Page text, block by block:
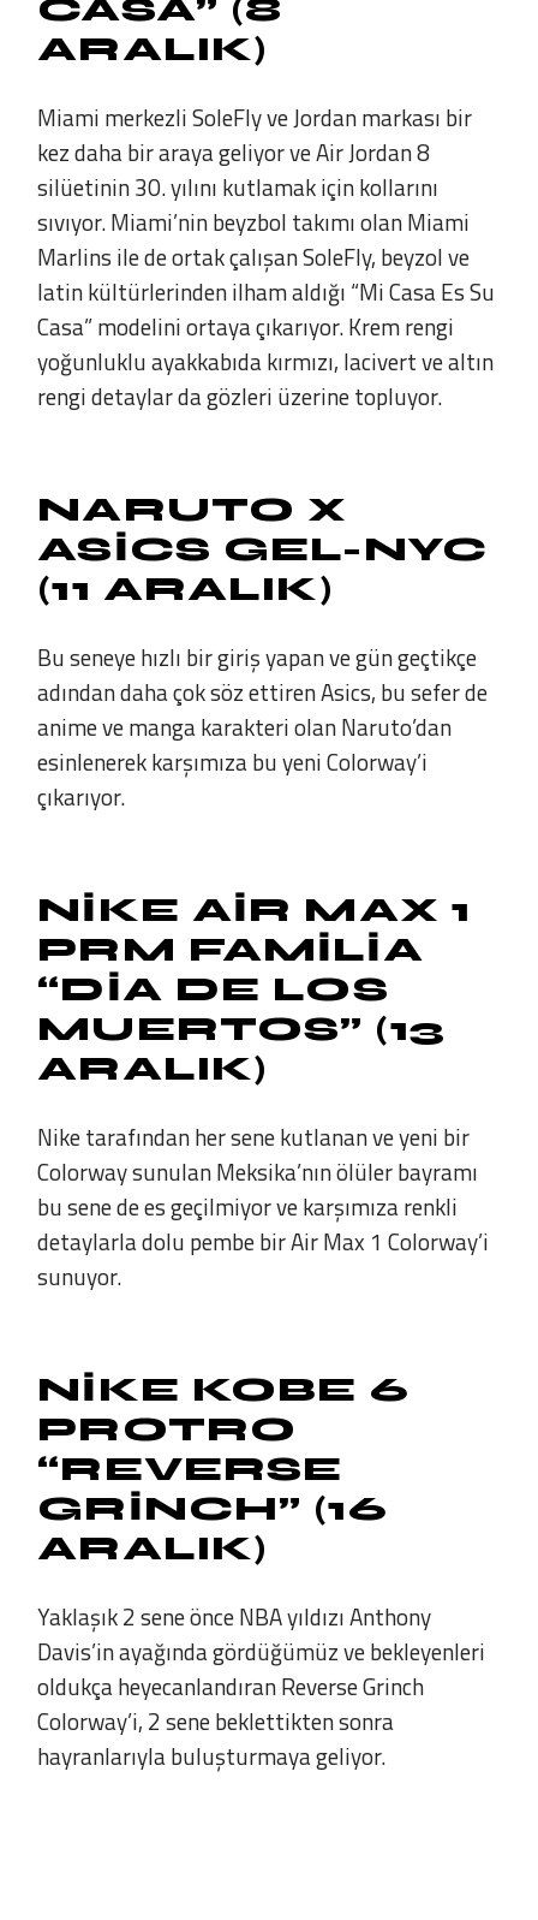
CASA” (8
ARALIK)
Miami merkezli SoleFly ve Jordan markası bir
kez daha bir araya geliyor ve Air Jordan 8
silüetinin 30. yılını kutlamak için kollarını
sıvıyor. Miami’nin beyzbol takımı olan Miami
Marlins ile de ortak çalışan SoleFly, beyzol ve
latin kültürlerinden ilham aldığı “Mi Casa Es Su
Casa” modelini ortaya çıkarıyor. Krem rengi
yoğunluklu ayakkabıda kırmızı, lacivert ve altın
rengi detaylar da gözleri üzerine topluyor.
NARUTO X
ASICS GEL-NYC
(11 ARALIK)
Bu seneye hızlı bir giriş yapan ve gün geçtikçe
adından daha çok söz ettiren Asics, bu sefer de
anime ve manga karakteri olan Naruto’dan
esinlenerek karşımıza bu yeni Colorway’i
çıkarıyor.
NIKE AIR MAX 1
PRM FAMILIA
“DIA DE LOS
MUERTOS” (13
ARALIK)
Nike tarafından her sene kutlanan ve yeni bir
Colorway sunulan Meksika’nın ölüler bayramı
bu sene de es geçilmiyor ve karşımıza renkli
detaylarla dolu pembe bir Air Max 1 Colorway’i
sunuyor.
NIKE KOBE 6
PROTRO
“REVERSE
GRINCH” (16
ARALIK)
Yaklaşık 2 sene önce NBA yıldızı Anthony
Davis’in ayağında gördüğümüz ve bekleyenleri
oldukça heyecanlandıran Reverse Grinch
Colorway’i, 2 sene beklettikten sonra
hayranlarıyla buluşturmaya geliyor.